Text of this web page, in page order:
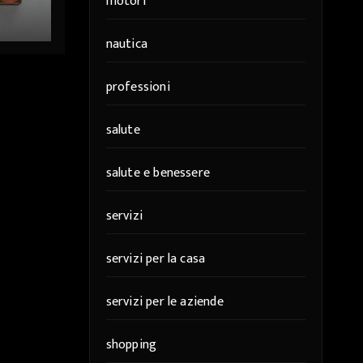
nautica
professioni
salute
salute e benessere
servizi
servizi per la casa
servizi per le aziende
shopping